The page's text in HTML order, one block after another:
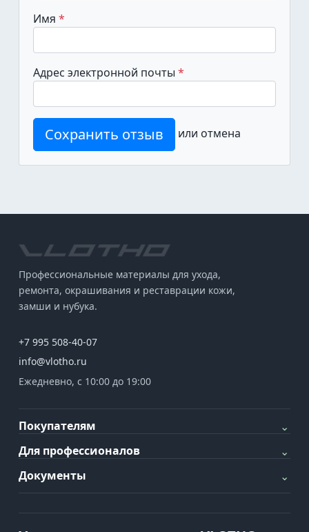
Имя
Адрес электронной почты
Сохранить отзыв или отмена
Профессиональные материалы для ухода,
ремонта, окрашивания и реставрации кожи,
замши и нубука.
+7 995 508-40-07
info@vlotho.ru
Ежедневно, с 10:00 до 19:00
Покупателям
⌄
Для профессионалов
⌄
Документы
⌄